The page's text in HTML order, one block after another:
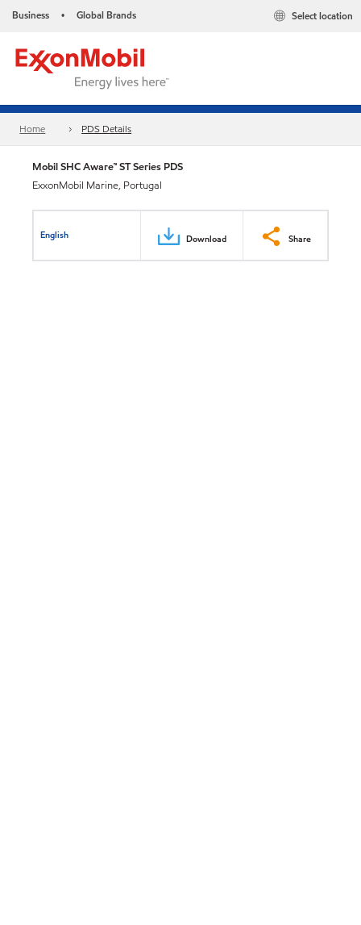
Business • Global Brands Select location
Home PDS Details
Mobil SHC Aware™ ST Series PDS
ExxonMobil Marine, Portugal
English Download Share